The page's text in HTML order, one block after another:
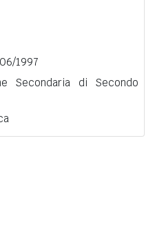
1997
Secondaria di Secondo